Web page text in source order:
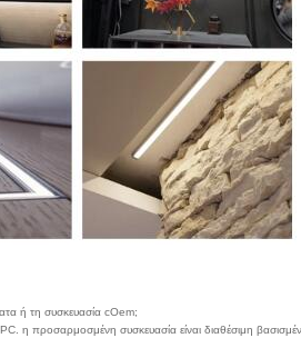
ή τη συσκευασία cOem;
η προσαρμοσμένη συσκευασία είναι διαθέσιμη